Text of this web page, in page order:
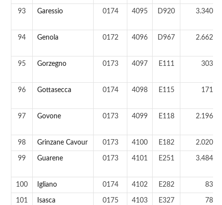
93 Garessio 0174 4095 D920 3.340 ab
94 Genola 0172 4096 D967 2.662 ab
95 Gorzegno 0173 4097 E111 303 ab
96 Gottasecca 0174 4098 E115 171 ab
97 Govone 0173 4099 E118 2.196 ab
98 Grinzane Cavour 0173 4100 E182 2.020 ab
99 Guarene 0173 4101 E251 3.484 ab
100 Igliano 0174 4102 E282 83 ab
101 Isasca 0175 4103 E327 78 ab